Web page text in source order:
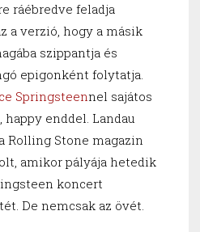
ráébredve feladja
a verzió, hogy a másik
szippantja és
epigonként folytatja.
Springsteennel sajátos
enddel. Landau
Rolling Stone magazin
amikor pályája hetedik
koncert
De nemcsak az övét.